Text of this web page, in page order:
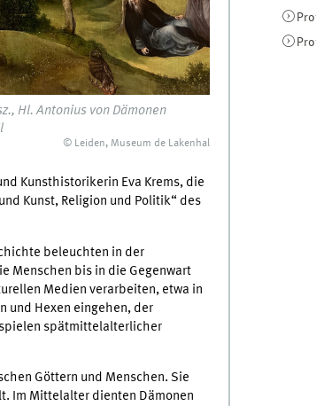
Hl. Antonius von Dämonen
© Leiden, Museum de Lakenhal
Kunsthistorikerin Eva Krems, die
Kunst, Religion und Politik“ des
beleuchten in der
Menschen bis in die Gegenwart
Medien verarbeiten, etwa in
und Hexen eingehen, der
spätmittelalterlicher
Göttern und Menschen. Sie
Im Mittelalter dienten Dämonen